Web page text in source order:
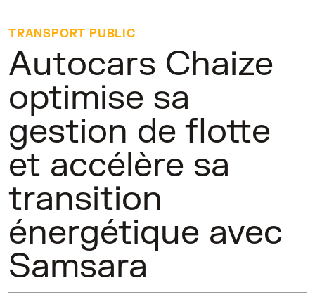
TRANSPORT PUBLIC
Autocars Chaize
optimise sa
gestion de flotte
et accélère sa
transition
énergétique avec
Samsara